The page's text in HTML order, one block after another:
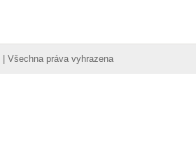
| Všechna práva vyhrazena